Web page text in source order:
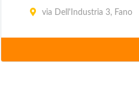
via Dell'Industria 3, Fano
via Bellaria 2, Cartoceto